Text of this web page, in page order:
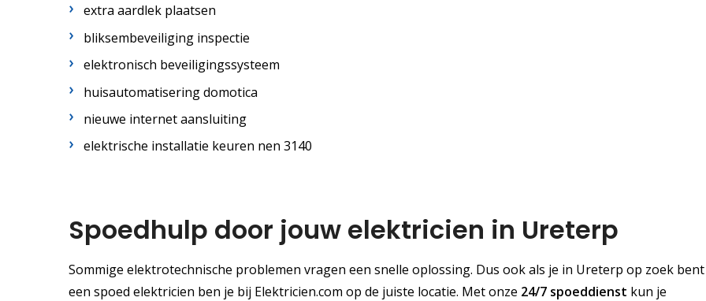
extra aardlek plaatsen
bliksembeveiliging inspectie
elektronisch beveiligingssysteem
huisautomatisering domotica
nieuwe internet aansluiting
elektrische installatie keuren nen 3140
Spoedhulp door jouw elektricien in Ureterp
Sommige elektrotechnische problemen vragen een snelle oplossing. Dus ook als je in Ureterp op zoek
een spoed elektricien ben je bij Elektricien.com op de juiste locatie. Met onze 24/7 spoeddienst kun je